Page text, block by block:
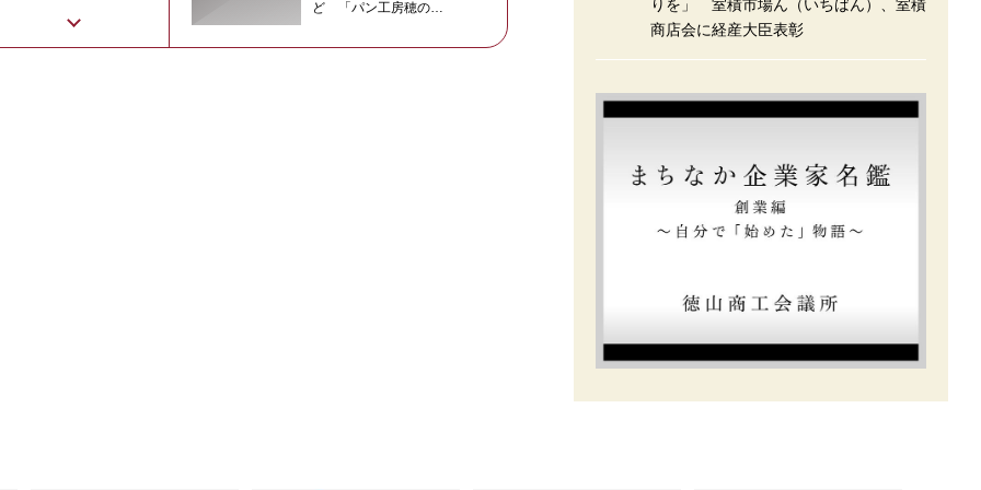
ど 「パン工房穂の
りを」 室積市場ん（いちばん）、室積
商店会に経産大臣表彰